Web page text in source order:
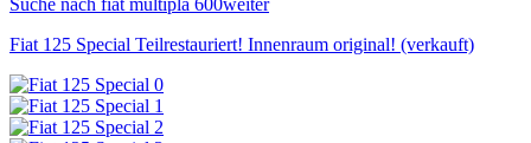
Suche nach fiat multipla 600weiter
Fiat 125 Special Teilrestauriert! Innenraum original! (verkauft)